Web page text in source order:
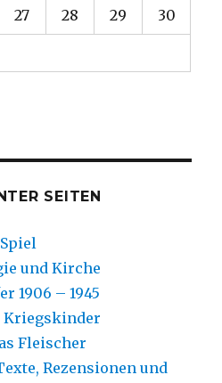
27 28 29 30
SEITEN
und Kirche
1906 – 1945
Kriegskinder
Fleischer
Rezensionen und